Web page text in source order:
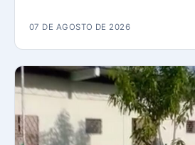
07 DE AGOSTO DE 2026